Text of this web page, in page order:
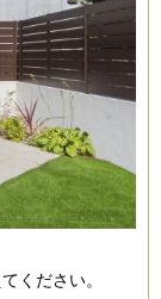
ください。